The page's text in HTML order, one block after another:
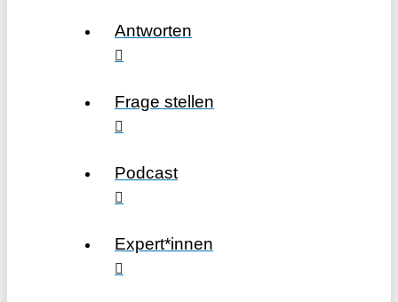
Antworten
Frage stellen
Podcast
Expert*innen